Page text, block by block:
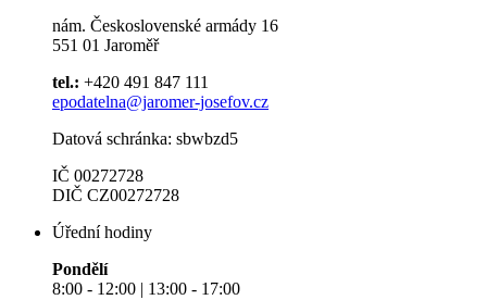
nám. Československé armády 16
551 01 Jaroměř
tel.: +420 491 847 111
epodatelna@jaromer-josefov.cz
Datová schránka: sbwbzd5
IČ 00272728
DIČ CZ00272728
Úřední hodiny
Pondělí
8:00 - 12:00 | 13:00 - 17:00